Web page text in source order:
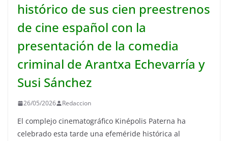
histórico de sus cien preestrenos
de cine español con la
presentación de la comedia
criminal de Arantxa Echevarría y
Susi Sánchez
26/05/2026 Redaccion
El complejo cinematográfico Kinépolis Paterna ha
celebrado esta tarde una efeméride histórica al